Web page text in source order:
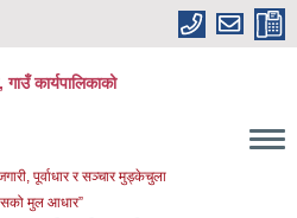
कार्यपालिकाको
पूर्वाधार र सञ्चार मुड्केचुला
मुल आधार”